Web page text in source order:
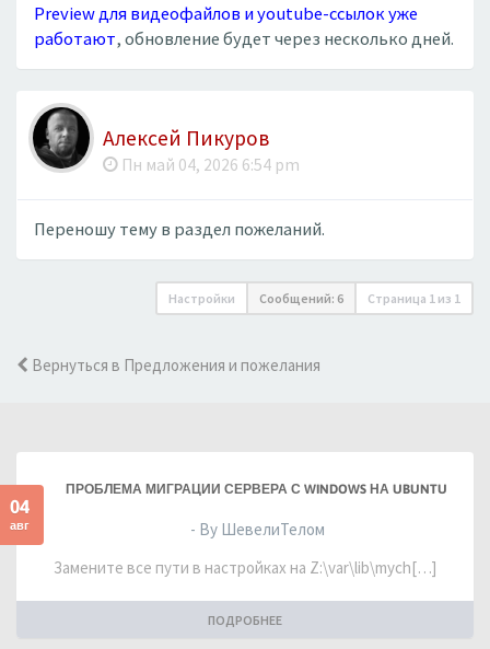
Preview для видеофайлов и youtube-ссылок уже
работают, обновление будет через несколько дней.
Алексей Пикуров
Пн май 04, 2026 6:54 pm
Переношу тему в раздел пожеланий.
Настройки Сообщений: 6 Страница 1 из 1
Вернуться в Предложения и пожелания
04
авг
ПРОБЛЕМА МИГРАЦИИ СЕРВЕРА С WINDOWS НА UBUNTU
- By ШевелиТелом
Замените все пути в настройках на Z:\var\lib\mych[…]
ПОДРОБНЕЕ